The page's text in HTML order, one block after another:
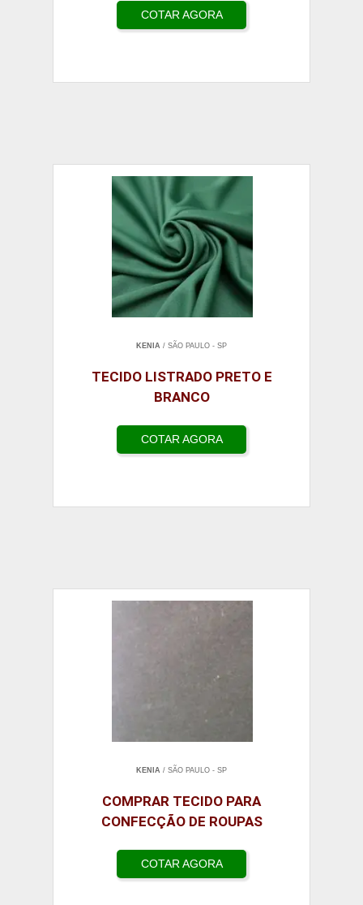
COTAR AGORA
KENIA / SÃO PAULO - SP
TECIDO LISTRADO PRETO E
BRANCO
COTAR AGORA
KENIA / SÃO PAULO - SP
COMPRAR TECIDO PARA
CONFECÇÃO DE ROUPAS
COTAR AGORA